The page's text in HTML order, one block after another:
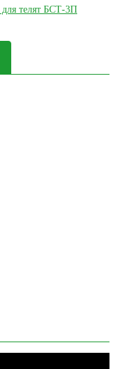
для телят БСТ-3П